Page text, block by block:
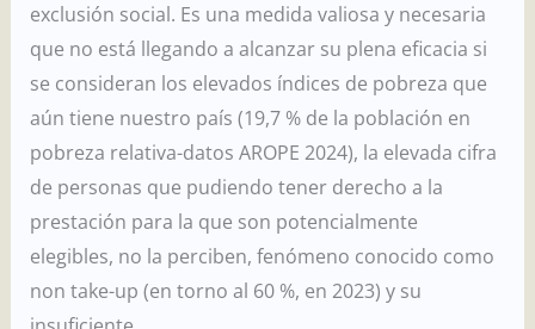
exclusión social. Es una medida valiosa y necesaria
que no está llegando a alcanzar su plena eficacia si
se consideran los elevados índices de pobreza que
aún tiene nuestro país (19,7 % de la población en
pobreza relativa-datos AROPE 2024), la elevada cifra
de personas que pudiendo tener derecho a la
prestación para la que son potencialmente
elegibles, no la perciben, fenómeno conocido como
non take-up (en torno al 60 %, en 2023) y su